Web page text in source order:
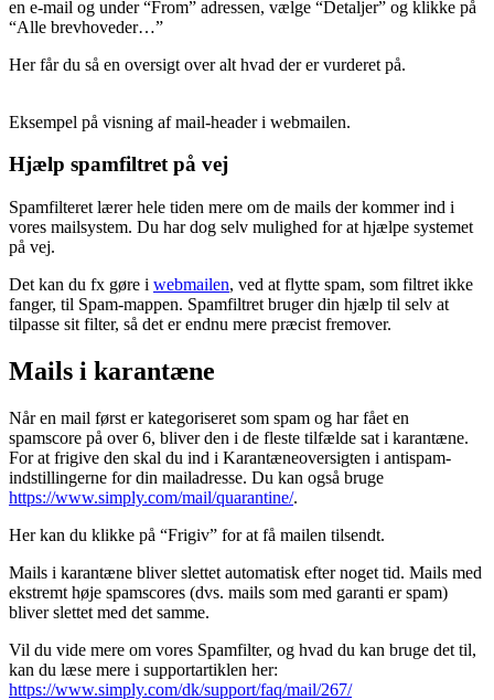
en e-mail og under “From” adressen, vælge “Detaljer” og klikke på
“Alle brevhoveder…”
Her får du så en oversigt over alt hvad der er vurderet på.
Eksempel på visning af mail-header i webmailen.
Hjælp spamfiltret på vej
Spamfilteret lærer hele tiden mere om de mails der kommer ind i
vores mailsystem. Du har dog selv mulighed for at hjælpe systemet
på vej.
Det kan du fx gøre i webmailen, ved at flytte spam, som filtret ikke
fanger, til Spam-mappen. Spamfiltret bruger din hjælp til selv at
tilpasse sit filter, så det er endnu mere præcist fremover.
Mails i karantæne
Når en mail først er kategoriseret som spam og har fået en
spamscore på over 6, bliver den i de fleste tilfælde sat i karantæne.
For at frigive den skal du ind i Karantæneoversigten i antispam-
indstillingerne for din mailadresse. Du kan også bruge
https://www.simply.com/mail/quarantine/.
Her kan du klikke på “Frigiv” for at få mailen tilsendt.
Mails i karantæne bliver slettet automatisk efter noget tid. Mails med
ekstremt høje spamscores (dvs. mails som med garanti er spam)
bliver slettet med det samme.
Vil du vide mere om vores Spamfilter, og hvad du kan bruge det til,
kan du læse mere i supportartiklen her:
https://www.simply.com/dk/support/faq/mail/267/